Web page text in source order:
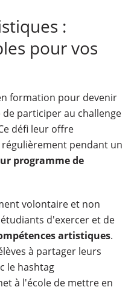
:
pour vos
formation pour devenir
participer au challenge
défi leur offre
pendant un
programme de
volontaire et non
d'exercer et de
artistiques.
à partager leurs
le hashtag
à l'école de mettre en